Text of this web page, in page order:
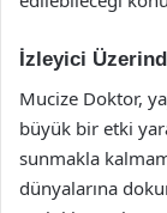
İzleyici
Mucize Doktor,
büyük bir etki
sunmakla
dünyalarına